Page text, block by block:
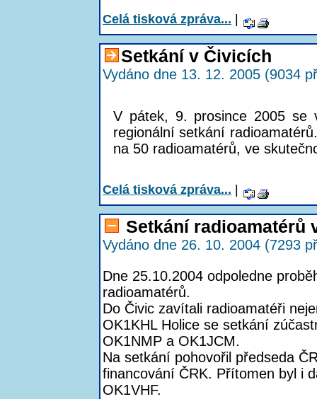
Celá tisková zpráva...
Setkání v Čivicích
Vydáno dne 13. 12. 2005 (9034
V pátek, 9. prosince 2005 se
regionální setkání
na 50 radioamatérů, ve
Celá tisková zpráva...
Setkání radioamatérů
Vydáno dne 26. 10. 2004 (7293
Dne 25.10.2004 odpoledne
radioamatérů.
Do Čivic zavítali radioamatéři
OK1KHL Holice se setkání
OK1NMP a OK1JCM.
Na setkání pohovořil předseda
financování ČRK. Přítomen byl i
OK1VHF.